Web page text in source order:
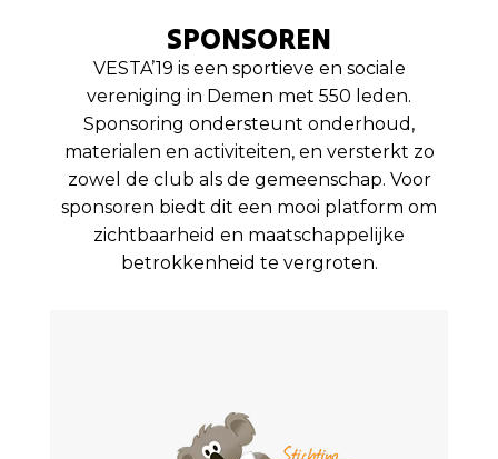
SPONSOREN
VESTA’19 is een sportieve en sociale
vereniging in Demen met 550 leden.
Sponsoring ondersteunt onderhoud,
materialen en activiteiten, en versterkt zo
zowel de club als de gemeenschap. Voor
sponsoren biedt dit een mooi platform om
zichtbaarheid en maatschappelijke
betrokkenheid te vergroten.